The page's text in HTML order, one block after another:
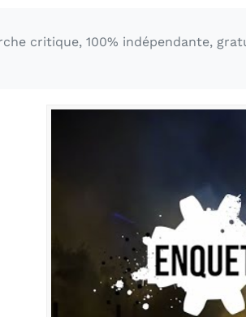
critique, 100% indépendante,